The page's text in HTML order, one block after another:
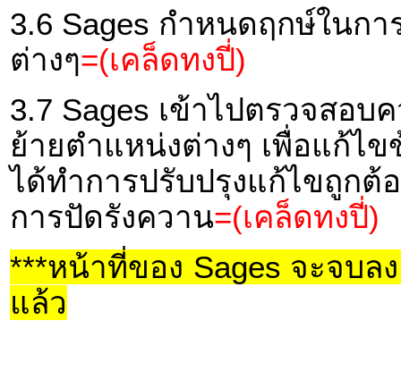
3.6 Sages กำหนดฤกษ์ในก
ต่างๆ=(เคล็ดทงปี่)
3.7 Sages เข้าไปตรวจสอ
ย้ายตำแหน่งต่างๆ เพื่อแก้ไ
ได้ทำการปรับปรุงแก้ไขถูกต้
การปัดรังควาน=(เคล็ดทงปี่)
***หน้าที่ของ Sages จะจบล
แล้ว